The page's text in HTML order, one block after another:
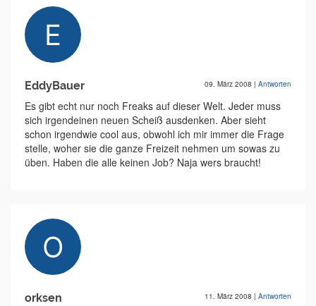
EddyBauer 09. März 2008 | Antworten
Es gibt echt nur noch Freaks auf dieser Welt. Jeder muss
sich irgendeinen neuen Scheiß ausdenken. Aber sieht
schon irgendwie cool aus, obwohl ich mir immer die Frage
stelle, woher sie die ganze Freizeit nehmen um sowas zu
üben. Haben die alle keinen Job? Naja wers braucht!
orksen 11. März 2008 | Antworten